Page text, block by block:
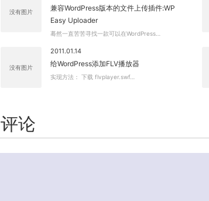
没有图片
兼容WordPress版本的文件上传插件:WP
Easy Uploader
蓦然一直苦苦寻找一款可以在WordPress…
没有图片
2011.01.14
给WordPress添加FLV播放器
实现方法： 下载 flvplayer.swf…
评论